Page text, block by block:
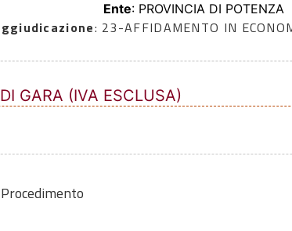
Ente: PROVINCIA DI POTENZA
: 23-AFFIDAMENTO IN
GARA (IVA ESCLUSA)